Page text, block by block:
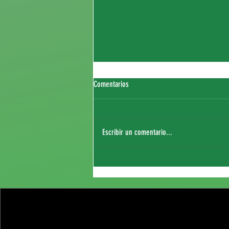
Fichaje de Thierry Sagna
Comentarios
Escribir un comentario...